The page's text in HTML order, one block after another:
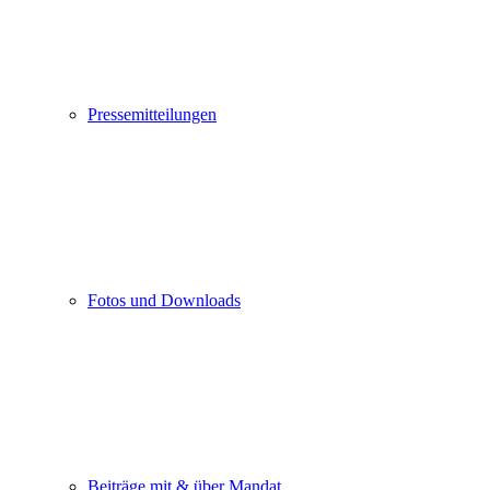
Pressemitteilungen
Fotos und Downloads
Beiträge mit & über Mandat